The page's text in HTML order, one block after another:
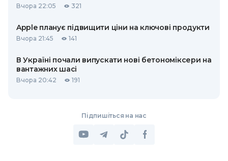
Вчора 22:05 321
Apple планує підвищити ціни на ключові продукти
Вчора 21:45 141
В Україні почали випускати нові бетономіксери на
вантажних шасі
Вчора 20:42 191
Підпишіться на нас